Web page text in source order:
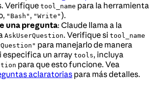
Verifiquetool_name para la herramienta
"Bash" , "Write" ).
una pregunta: Claude llama a la
AskUserQuestion. Verifique si tool_name
para manejarlo de manera
especifica un array tools, incluya
para que esto funcione. Vea
aclaratorias para más detalles.